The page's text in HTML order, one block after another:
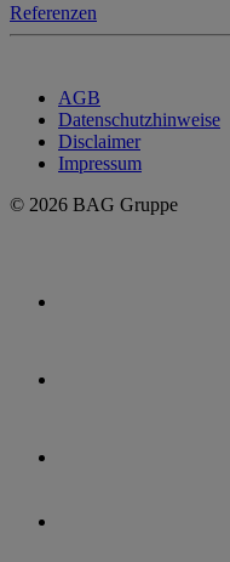
Referenzen
AGB
Datenschutzhinweise
Disclaimer
Impressum
© 2026 BAG Gruppe